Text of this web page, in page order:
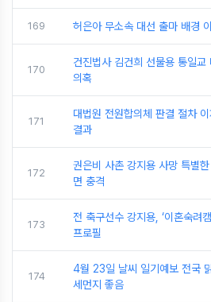
169 허은아 무소속 대선 출마 배경
170
건진법사 김건희 선물용 통일
의혹
171
대법원 전원합의체 판결 절차
결과
172
권은비 사촌 강지용 사망 특별
면 충격
173
전 축구선수 강지용, ‘이혼숙려
프로필
174
4월 23일 날씨 일기예보 전국
세먼지 좋음